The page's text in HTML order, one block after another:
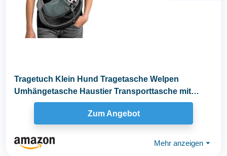
Tragetuch Klein Hund Tragetasche Welpen
Umhängetasche Haustier Transporttasche mit
Verstellbar...
Zum Angebot
Mehr anzeigen ⏷